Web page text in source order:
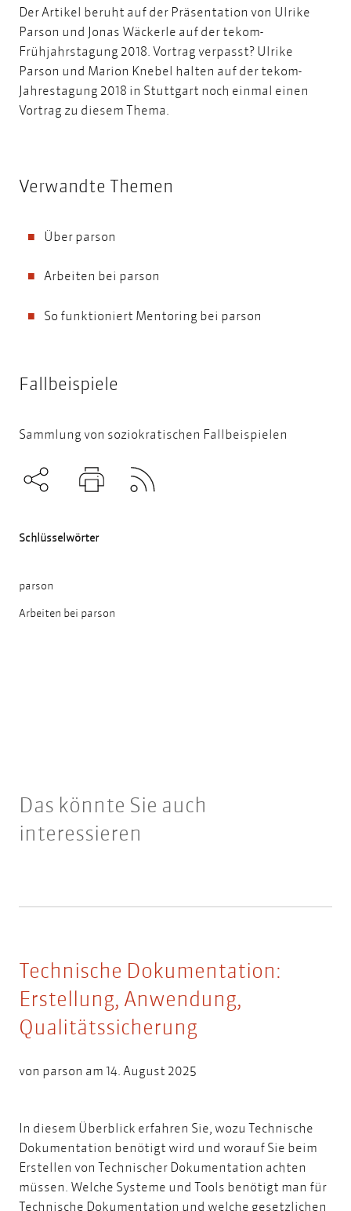
Der Artikel beruht auf der Präsentation von Ulrike
Parson und Jonas Wäckerle auf der tekom-
Frühjahrstagung 2018. Vortrag verpasst? Ulrike
Parson und Marion Knebel halten auf der tekom-
Jahrestagung 2018 in Stuttgart noch einmal einen
Vortrag zu diesem Thema
Verwandte Themen
Über parson
Arbeiten bei parson
So funktioniert Mentoring bei parson
Fallbeispiele
Sammlung von soziokratischen Fallbeispielen
Schlüsselwörter
parson
Arbeiten bei parson
Das könnte Sie auch
interessieren
Technische Dokumentation:
Erstellung, Anwendung,
Qualitätssicherung
von parson am 14. August 2025
In diesem Überblick erfahren Sie, wozu Technische
Dokumentation benötigt wird und worauf Sie beim
Erstellen von Technischer Dokumentation achten
müssen. Welche Systeme und Tools benötigt man für
Technische Dokumentation und welche gesetzlichen